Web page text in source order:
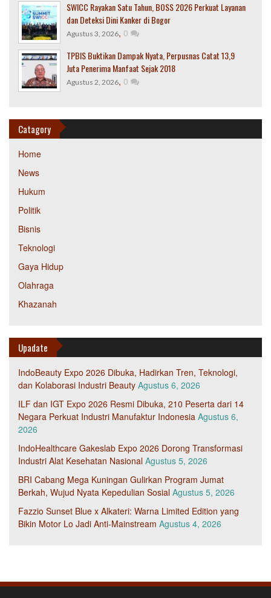
SWICC Rayakan Satu Tahun, BOSS 2026 Perkuat Layanan
dan Deteksi Dini Kanker di Bogor
Agustus 3, 2026, 0
TPBIS Buktikan Dampak Nyata, Perpusnas Catat 13,9
Juta Penerima Manfaat Sejak 2018
Agustus 2, 2026, 0
Catagory
Home
News
Hukum
Politik
Bisnis
Teknologi
Gaya Hidup
Olahraga
Khazanah
Upadate
IndoBeauty Expo 2026 Dibuka, Hadirkan Tren, Teknologi,
dan Kolaborasi Industri Beauty Agustus 6, 2026
ILF dan IGT Expo 2026 Resmi Dibuka, 210 Peserta dari 14
Negara Perkuat Industri Manufaktur Indonesia Agustus 6,
2026
IndoHealthcare Gakeslab Expo 2026 Dorong Transformasi
Industri Alat Kesehatan Nasional Agustus 5, 2026
BRI Cabang Mega Kuningan Gulirkan Program Jumat
Berkah, Wujud Nyata Kepedulian Sosial Agustus 5, 2026
Fazzio Sunset Blue x Alkateri: Warna Limited Edition yang
Bikin Motor Lo Jadi Anti-Mainstream Agustus 4, 2026